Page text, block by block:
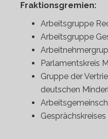
Fraktionsgremien:
Arbeitsgruppe
Arbeitsgruppe
Parlamentskreis
Gruppe der
deutschen